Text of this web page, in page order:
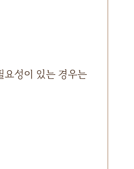
요성이 있는 경우는